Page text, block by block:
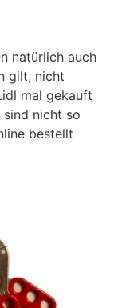
natürlich auch
gilt, nicht
mal gekauft
sind nicht so
bestellt